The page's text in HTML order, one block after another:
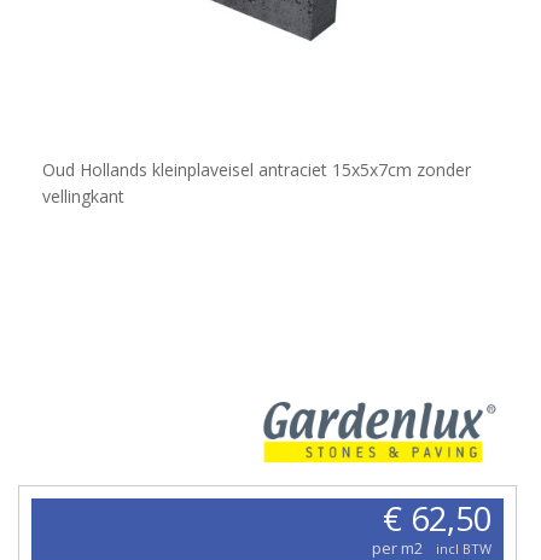
Oud Hollands kleinplaveisel antraciet 15x5x7cm zonder
vellingkant
€ 62,50
per m2 incl BTW